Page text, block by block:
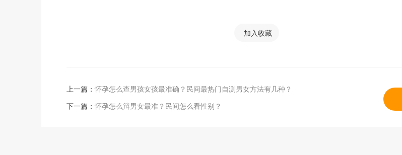
加入收藏
上一篇：怀孕怎么查男孩女孩最准确？民间最热门自测男女方法有几种？
下一篇：怀孕怎么辩男女最准？民间怎么看性别？